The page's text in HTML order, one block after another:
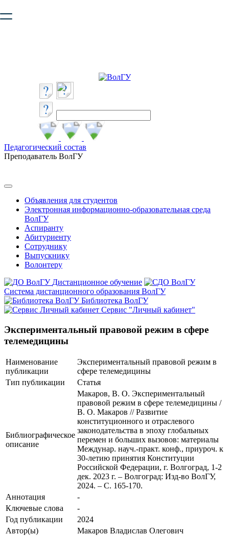
безопасную работу с сайтом. Пожалуйста
Педагогический состав
Преподаватель ВолГУ
Объявления для студентов
Электронная информационно-образовательная среда
ВолГУ
Аспиранту
Абитуриенту
Сотруднику
Выпускнику
Волонтеру
Дистанционное обучение
Система дистанционного образования ВолГУ
Библиотека ВолГУ
Сервис "Личный кабинет"
Экспериментальный правовой режим в сфере
телемедицины
Наименование
публикации
Экспериментальный правовой режим в
сфере телемедицины
Тип публикации
Статья
Библиографическое
описание
Макаров, В. О. Экспериментальный
правовой режим в сфере телемедицины /
В. О. Макаров // Развитие
конституционного и отраслевого
законодательства в эпоху глобальных
перемен и больших вызовов: материалы
Междунар. науч.-практ. конф., приуроч. к
30-летию принятия Конституции
Российской Федерации, г. Волгоград, 1-2
дек. 2023 г. – Волгоград: Изд-во ВолГУ,
2024. – С. 165-170.
Аннотация
-
Ключевые cлова
-
Год публикации
2024
Автор(ы)
Макаров Владислав Олегович